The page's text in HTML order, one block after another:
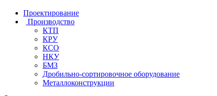
Проектирование
Производство
КТП
КРУ
КСО
НКУ
БМЗ
Дробильно-сортировочное оборудование
Металлоконструкции